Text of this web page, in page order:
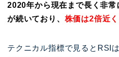
2020年から現在まで長く非
が続いており、 株価は2倍近
テクニカル指標で見るとRSI